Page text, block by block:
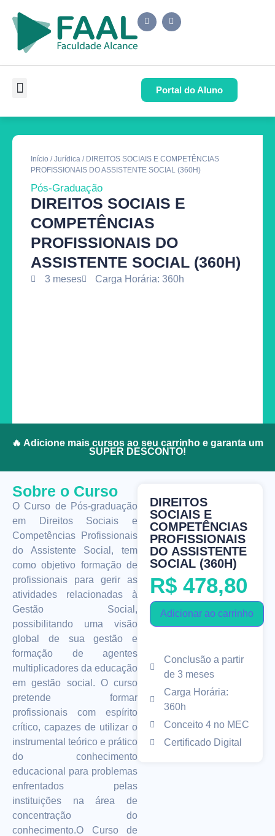
Portal do Aluno
Início /Jurídica / DIREITOS SOCIAIS E COMPETÊNCIAS
PROFISSIONAIS DO ASSISTENTE SOCIAL (360H)
Pós-Graduação
DIREITOS SOCIAIS E
COMPETÊNCIAS
PROFISSIONAIS DO
ASSISTENTE SOCIAL (360H)
3 meses Carga Horária: 360h
🔥 Adicione mais cursos ao seu carrinho e garanta um
SUPER DESCONTO!
Sobre o Curso
O Curso de Pós-graduação
em Direitos Sociais e
Competências Profissionais
do Assistente Social, tem
como objetivo formação de
profissionais para gerir as
atividades relacionadas à
Gestão Social,
possibilitando uma visão
global de sua gestão e
formação de agentes
multiplicadores da educação
em gestão social. O curso
pretende formar
profissionais com espírito
crítico, capazes de utilizar o
instrumental teórico e prático
do conhecimento
educacional para problemas
enfrentados pelas
instituições na área de
concentração do
conhecimento.O Curso de
DIREITOS
SOCIAIS E
COMPETÊNCIAS
PROFISSIONAIS
DO ASSISTENTE
SOCIAL (360H)
R$ 478,80
Adicionar ao carrinho
Conclusão a partir
de 3 meses
Carga Horária:
360h
Conceito 4 no MEC
Certificado Digital